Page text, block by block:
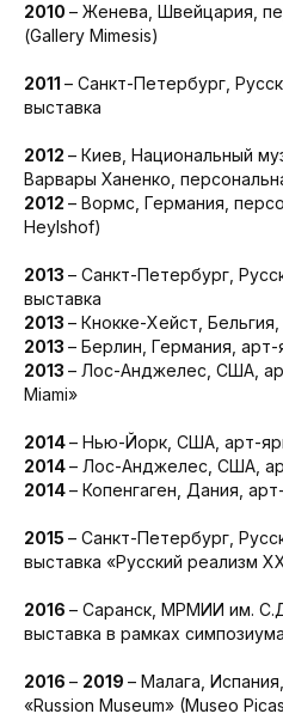
2010 – Женева, Швейцария,
(Gallery Mimesis)
2011 – Санкт-Петербург,
выставка
2012 – Киев, Национальный
Варвары Ханенко,
2012 – Вормс, Германия,
Heylshof)
2013 – Санкт-Петербург,
выставка
2013 – Кнокке-Хейст,
2013 – Берлин, Германия,
2013 – Лос-Анджелес, США,
Miami»
2014– Нью-Йорк, США, арт-
2014– Лос-Анджелес, США,
2014– Копенгаген, Дания,
2015 – Санкт-Петербург,
выставка «Русский реализм
2016 – Саранск, МРМИИ им.
выставка в рамках
2016 – 2019 – Малага,
«Russion Museum» (Museo